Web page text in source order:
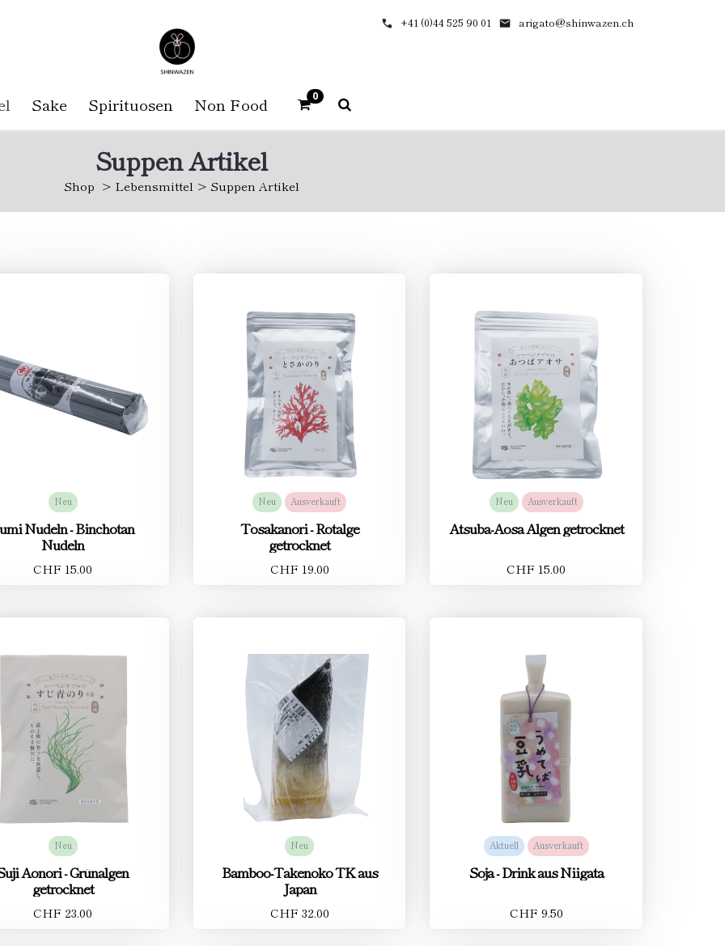
+41 (0)44 525 90 01 arigato@shinwazen.ch
Sake Spirituosen Non Food 0
Suppen Artikel
Shop Lebensmittel Suppen Artikel
Neu
Nudeln - Binchotan
Nudeln
CHF 15.00
Neu Ausverkauft
Tosakanori - Rotalge
getrocknet
CHF 19.00
Neu Ausverkauft
Atsuba-Aosa Algen getrocknet
CHF 15.00
Neu
Aonori - Grünalgen
getrocknet
CHF 23.00
Neu
Bamboo-Takenoko TK aus
Japan
CHF 32.00
Aktuell Ausverkauft
Soja - Drink aus Niigata
CHF 9.50